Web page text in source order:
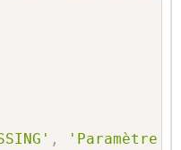
,
'Paramètre